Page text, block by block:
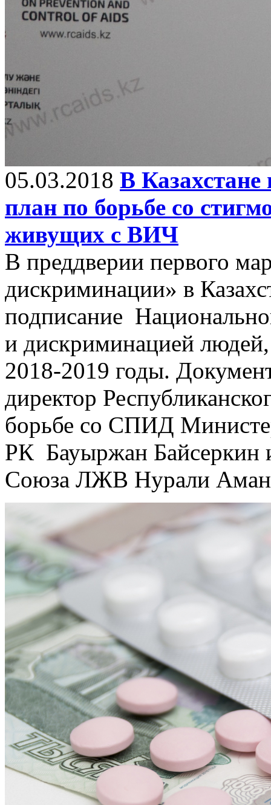
05.03.2018 В
план по борьбе со
живущих с ВИЧ
В преддверии первого
дискриминации» в
подписание
и дискриминацией
2018-2019 годы.
директор
борьбе со СПИД
РК Бауыржан Байсеркин
Союза ЛЖВ Нурали